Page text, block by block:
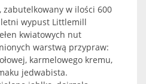
zabutelkowany w ilości 600
wypust Littlemill
kwiatowych nut
warstwą przypraw:
karmelowego kremu,
jedwabista.